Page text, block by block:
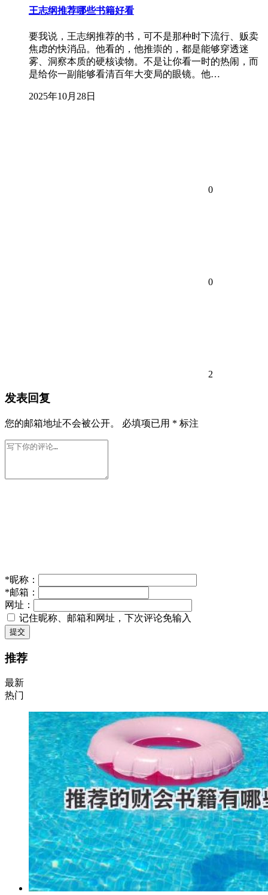
王志纲推荐哪些书籍好看
要我说，王志纲推荐的书，可不是那种时下流行、贩卖
焦虑的快消品。他看的，他推崇的，都是能够穿透迷
雾、洞察本质的硬核读物。不是让你看一时的热闹，而
是给你一副能够看清百年大变局的眼镜。他…
2025年10月28日
0
0
2
发表回复
您的邮箱地址不会被公开。 必填项已用 * 标注
*昵称：
*邮箱：
网址：
记住昵称、邮箱和网址，下次评论免输入
提交
推荐
最新
热门